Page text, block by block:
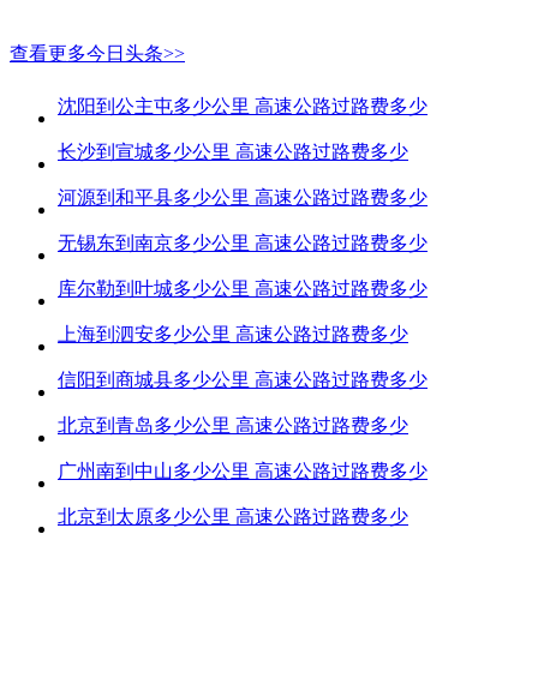
查看更多今日头条>>
沈阳到公主屯多少公里 高速公路过路费多少
长沙到宣城多少公里 高速公路过路费多少
河源到和平县多少公里 高速公路过路费多少
无锡东到南京多少公里 高速公路过路费多少
库尔勒到叶城多少公里 高速公路过路费多少
上海到泗安多少公里 高速公路过路费多少
信阳到商城县多少公里 高速公路过路费多少
北京到青岛多少公里 高速公路过路费多少
广州南到中山多少公里 高速公路过路费多少
北京到太原多少公里 高速公路过路费多少